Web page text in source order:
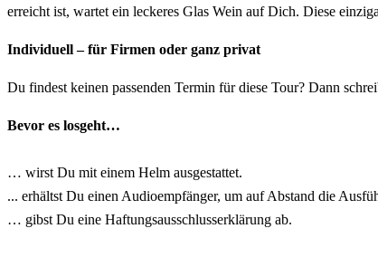
erreicht ist, wartet ein leckeres Glas Wein auf Dich. Diese
Individuell – für Firmen oder ganz privat
Du findest keinen passenden Termin für diese Tour? Dann
Bevor es losgeht…
… wirst Du mit einem Helm ausgestattet.
... erhältst Du einen Audioempfänger, um auf Abstand die
… gibst Du eine Haftungsausschlusserklärung ab.